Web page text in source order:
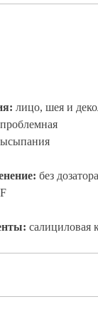
лицо, шея и
без дозатора
салициловая